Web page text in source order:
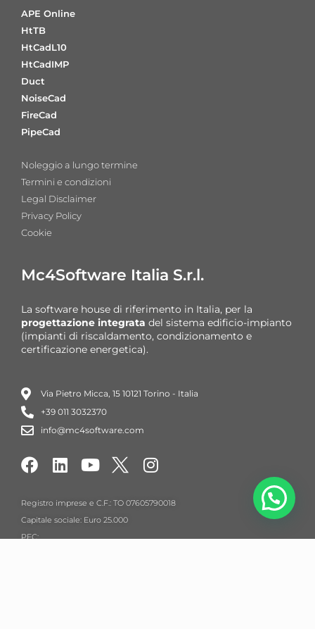
APE Online
HtTB
HtCadL10
HtCadIMP
Duct
NoiseCad
FireCad
PipeCad
Noleggio a lungo termine
Termini e condizioni
Legal Disclaimer
Privacy Policy
Cookie
Mc4Software Italia S.r.l.
La software house di riferimento in Italia, per la
progettazione integrata del sistema edificio-impianto
(impianti di riscaldamento, condizionamento e
certificazione energetica).
Via Pietro Micca, 15 10121 Torino - Italia
+39 011 3032370
info@mc4software.com
Registro imprese e C.F.: TO 07605790018
Capitale sociale: Euro 25.000
PEC: